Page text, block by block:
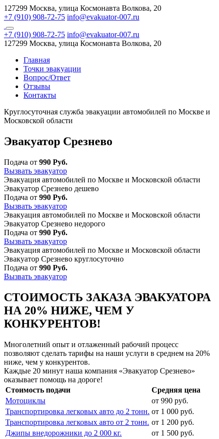
127299 Москва, улица Космонавта Волкова, 20
+7 (910) 908-72-75 info@evakuator-007.ru
+7 (910) 908-72-75 info@evakuator-007.ru
127299 Москва, улица Космонавта Волкова, 20
Главная
Точки эвакуации
Вопрос/Ответ
Отзывы
Контакты
Круглосуточная служба эвакуации автомобилей по Москве и
Московской области
Эвакуатор Срезнево
Подача от 990 Руб.
Вызвать эвакуатор
Эвакуация автомобилей по Москве и Московской области
Эвакуатор Срезнево дешево
Подача от 990 Руб.
Вызвать эвакуатор
Эвакуация автомобилей по Москве и Московской области
Эвакуатор Срезнево недорого
Подача от 990 Руб.
Вызвать эвакуатор
Эвакуация автомобилей по Москве и Московской области
Эвакуатор Срезнево круглосуточно
Подача от 990 Руб.
Вызвать эвакуатор
СТОИМОСТЬ ЗАКАЗА ЭВАКУАТОРА
НА 20% НИЖЕ, ЧЕМ У
КОНКУРЕНТОВ!
Многолетний опыт и отлаженный рабочий процесс
позволяют сделать тарифы на наши услуги в среднем на 20%
ниже, чем у конкурентов.
Каждые 20 минут наша компания «Эвакуатор Срезнево»
оказывает помощь на дороге!
Стоимость подачи
Средняя цена
Мотоциклы
от 990 руб.
Транспортировка легковых авто до 2 тонн. от 1 000 руб.
Транспортировка легковых авто от 2 тонн. от 1 200 руб.
Джипы внедорожники до 2 000 кг.
от 1 500 руб.